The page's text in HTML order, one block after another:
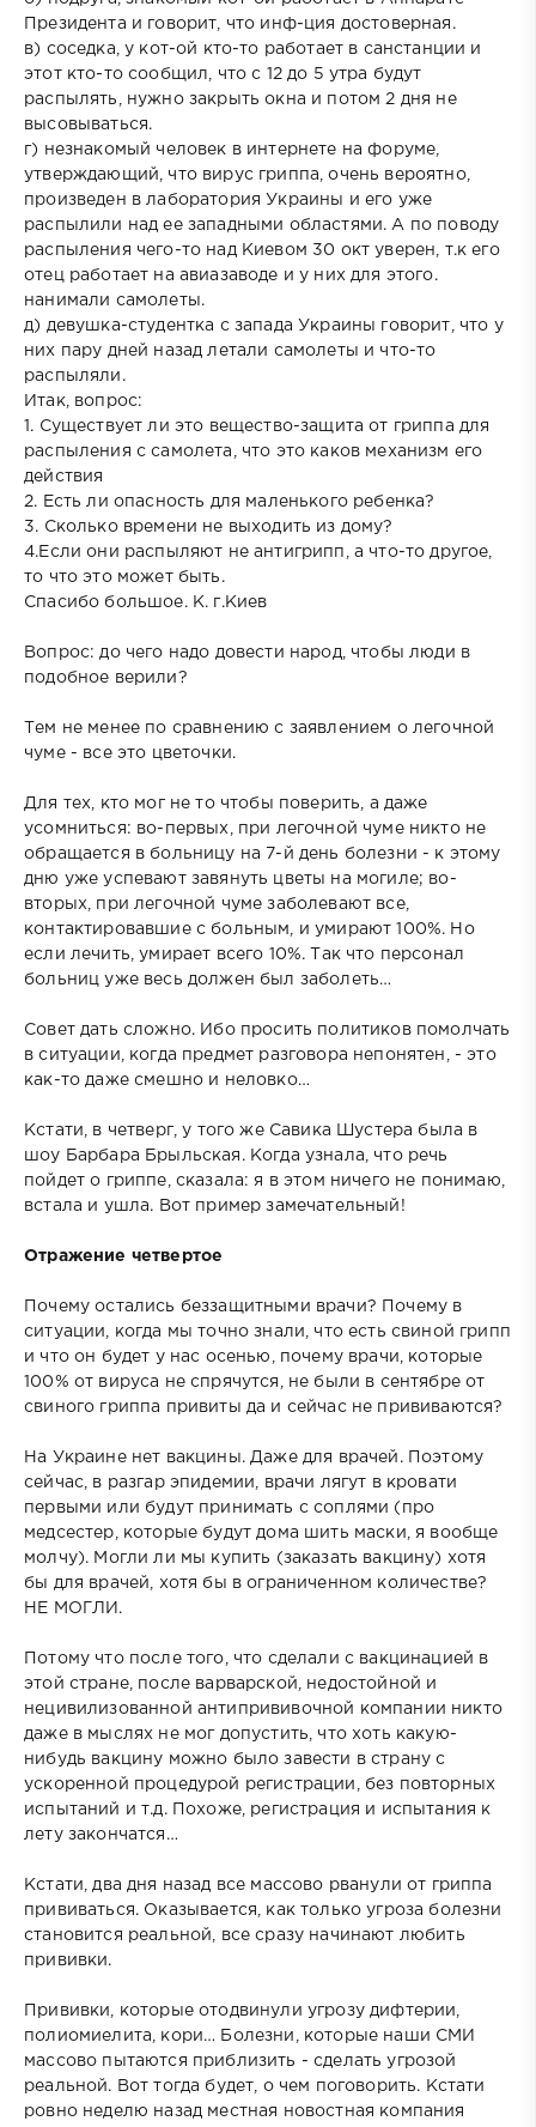
Президента и говорит, что инф-ция достоверная.
в) соседка, у кот-ой кто-то работает в санстанции и
этот кто-то сообщил, что с 12 до 5 утра будут
распылять, нужно закрыть окна и потом 2 дня не
высовываться.
г) незнакомый человек в интернете на форуме,
утверждающий, что вирус гриппа, очень вероятно,
произведен в лаборатория Украины и его уже
распылили над ее западными областями. А по поводу
распыления чего-то над Киевом 30 окт уверен, т.к его
отец работает на авиазаводе и у них для этого.
нанимали самолеты.
д) девушка-студентка с запада Украины говорит, что у
них пару дней назад летали самолеты и что-то
распыляли.
Итак, вопрос:
1. Существует ли это вещество-защита от гриппа для
распыления с самолета, что это каков механизм его
действия
2. Есть ли опасность для маленького ребенка?
3. Сколько времени не выходить из дому?
4.Если они распыляют не антигрипп, а что-то другое,
то что это может быть.
Спасибо большое. К. г.Киев
Вопрос: до чего надо довести народ, чтобы люди в
подобное верили?
Тем не менее по сравнению с заявлением о легочной
чуме - все это цветочки.
Для тех, кто мог не то чтобы поверить, а даже
усомниться: во-первых, при легочной чуме никто не
обращается в больницу на 7-й день болезни - к этому
дню уже успевают завянуть цветы на могиле; во-
вторых, при легочной чуме заболевают все,
контактировавшие с больным, и умирают 100%. Но
если лечить, умирает всего 10%. Так что персонал
больниц уже весь должен был заболеть…
Совет дать сложно. Ибо просить политиков помолчать
в ситуации, когда предмет разговора непонятен, - это
как-то даже смешно и неловко…
Кстати, в четверг, у того же Савика Шустера была в
шоу Барбара Брыльская. Когда узнала, что речь
пойдет о гриппе, сказала: я в этом ничего не понимаю,
встала и ушла. Вот пример замечательный!
Отражение четвертое
Почему остались беззащитными врачи? Почему в
ситуации, когда мы точно знали, что есть свиной грипп
и что он будет у нас осенью, почему врачи, которые
100% от вируса не спрячутся, не были в сентябре от
свиного гриппа привиты да и сейчас не прививаются?
На Украине нет вакцины. Даже для врачей. Поэтому
сейчас, в разгар эпидемии, врачи лягут в кровати
первыми или будут принимать с соплями (про
медсестер, которые будут дома шить маски, я вообще
молчу). Могли ли мы купить (заказать вакцину) хотя
бы для врачей, хотя бы в ограниченном количестве?
НЕ МОГЛИ.
Потому что после того, что сделали с вакцинацией в
этой стране, после варварской, недостойной и
нецивилизованной антипрививочной компании никто
даже в мыслях не мог допустить, что хоть какую-
нибудь вакцину можно было завести в страну с
ускоренной процедурой регистрации, без повторных
испытаний и т.д. Похоже, регистрация и испытания к
лету закончатся…
Кстати, два дня назад все массово рванули от гриппа
прививаться. Оказывается, как только угроза болезни
становится реальной, все сразу начинают любить
прививки.
Прививки, которые отодвинули угрозу дифтерии,
полиомиелита, кори… Болезни, которые наши СМИ
массово пытаются приблизить - сделать угрозой
реальной. Вот тогда будет, о чем поговорить. Кстати
ровно неделю назад местная новостная компания